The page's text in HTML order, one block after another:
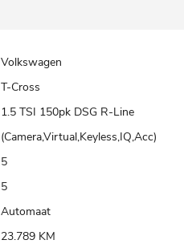
Volkswagen
T-Cross
1.5 TSI 150pk DSG R-Line
(Camera,Virtual,Keyless,IQ,Acc)
5
5
Automaat
23.789 KM